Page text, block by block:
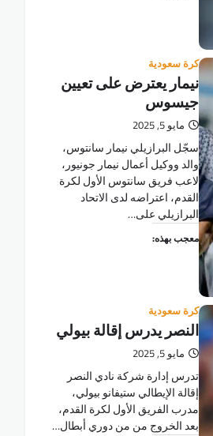
كرة سعودية
نيمار يعترض على تعيين
جيسوس
مايو 5, 2025
سجّل البرازيلي نيمار سانتوس،
والد ووكيل أعمال نيمار جونيور،
لاعب فريق سانتوس الأول لكرة
القدم، اعتراضه لدى الاتحاد
البرازيلي على…
معجب بهذه:
كرة سعودية
النصر يدرس إقالة بيولي
مايو 5, 2025
تدرس إدارة شركة نادي النصر
إقالة الإيطالي ستيفانو بيولي،
مدرب الفريق الأول لكرة القدم،
بعد الخروج من من دوري أبطال…